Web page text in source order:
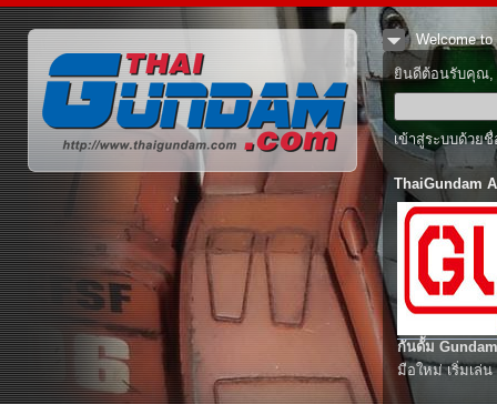
Welcome to
ยินดีต้อนรับคุณ,
เข้าสู่ระบบด้วย
ThaiGundam
กันดั้ม
มือใหม่ เริ่มเล่น